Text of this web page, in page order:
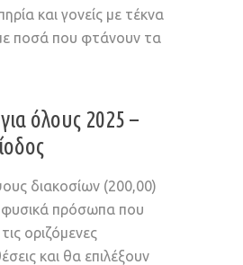
και γονείς με τέκνα
ποσά που φτάνουν τα
όλους 2025 –
διακοσίων (200,00)
πρόσωπα που
οριζόμενες
και θα επιλέξουν